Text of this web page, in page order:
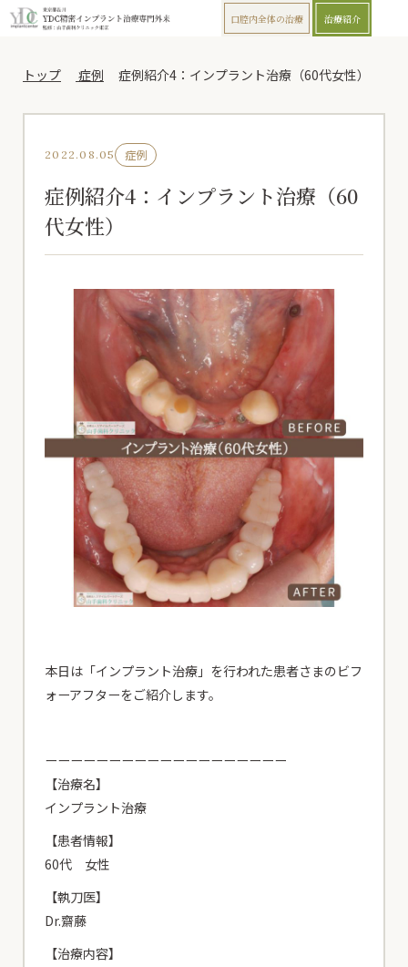
口腔内全体の治療 治療紹介
トップ 症例 症例紹介4：インプラント治療（60代女性）
2022.08.05 症例
症例紹介4：インプラント治療（60
代女性）
本日は「インプラント治療」を行われた患者さまのビフ
ォーアフターをご紹介します。
ーーーーーーーーーーーーーーーーーーー
【治療名】
インプラント治療
【患者情報】
60代 女性
【執刀医】
Dr.齋藤
【治療内容】
患者様専用電話
24時間初診専用WEB予約
24時間初診専用WEB予約